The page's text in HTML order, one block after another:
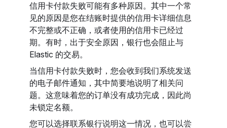
信用卡付款失败可能有多种原因。其中一个常
见的原因是您在结账时提供的信用卡详细信息
不完整或不正确，或者使用的信用卡已经过
期。有时，出于安全原因，银行也会阻止与
Elastic 的交易。
当信用卡付款失败时，您会收到我们系统发送
的电子邮件通知，其中简要地说明了相关问
题。这意味着您的订单没有成功完成，因此尚
未锁定名额。
您可以选择联系银行说明这一情况，也可以尝